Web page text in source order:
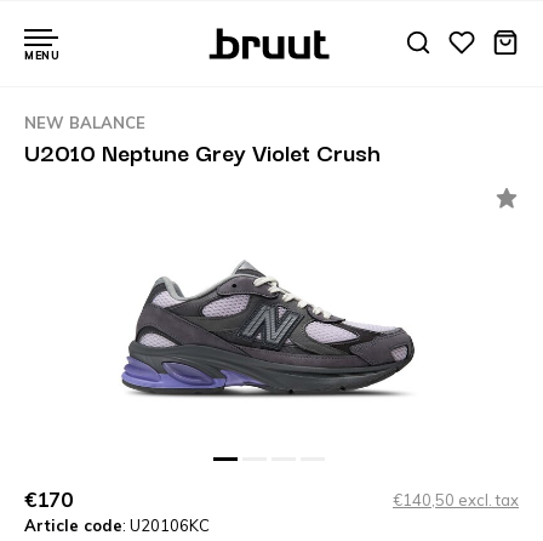
MENU
NEW BALANCE
U2010 Neptune Grey Violet Crush
€170
€140,50 excl. tax
Article code: U20106KC